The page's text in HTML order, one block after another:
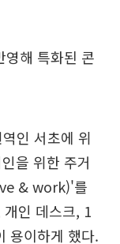
영해 특화된 콘
인 서초에 위
을 위한 주거
& work)'를
인 데스크, 1
용이하게 했다.